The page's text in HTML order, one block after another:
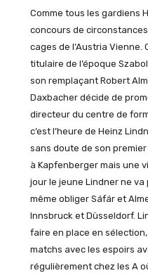
Comme tous les gardiens
concours de
cages de l’Austria Vienne.
titulaire de l’époque
son remplaçant Robert
Daxbacher décide de
directeur du centre de
c’est l’heure de Heinz
sans doute de son
à Kapfenberger mais une
jour le jeune Lindner ne
même obliger Sáfár et
Innsbruck et Düsseldorf.
faire en place en
matchs avec les espoirs
régulièrement chez les A